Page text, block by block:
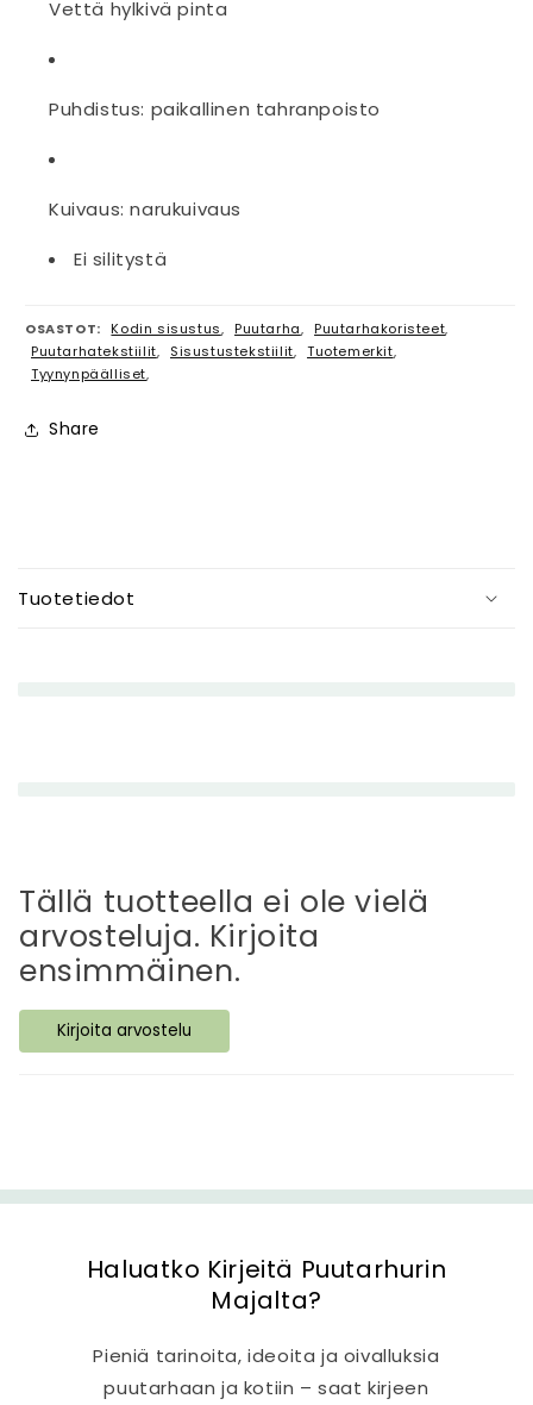
Vettä hylkivä pinta
Puhdistus: paikallinen tahranpoisto
Kuivaus: narukuivaus
Ei silitystä
OSASTOT: Kodin sisustus, Puutarha, Puutarhakoristeet,
Puutarhatekstiilit, Sisustustekstiilit, Tuotemerkit,
Tyynynpäälliset,
Share
e
ä
s
i
s
ä
l
Tuotetiedot
Tällä tuotteella ei ole vielä
arvosteluja. Kirjoita
ensimmäinen.
Kirjoita arvostelu
Haluatko Kirjeitä Puutarhurin
Majalta?
Pieniä tarinoita, ideoita ja oivalluksia
puutarhaan ja kotiin – saat kirjeen